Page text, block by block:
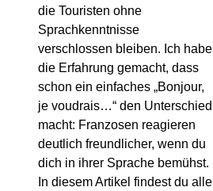
die Touristen ohne
Sprachkenntnisse
verschlossen bleiben. Ich habe
die Erfahrung gemacht, dass
schon ein einfaches „Bonjour,
je voudrais…“ den Unterschied
macht: Franzosen reagieren
deutlich freundlicher, wenn du
dich in ihrer Sprache bemühst.
In diesem Artikel findest du alle